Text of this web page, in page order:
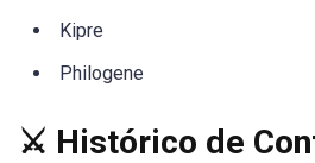
Kipre
Philogene
⚔️ Histórico de